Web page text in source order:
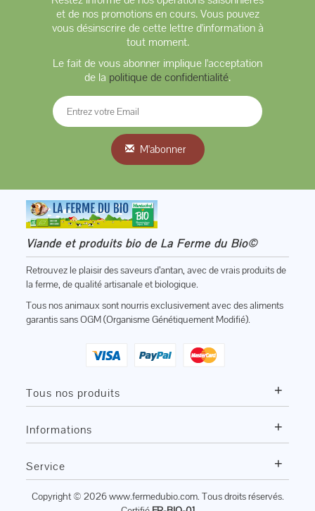
et de nos promotions en cours. Vous pouvez
vous désinscrire de cette lettre d'information à
tout moment.
Le fait de vous abonner implique l'acceptation
de la politique de confidentialité.
M'abonner
Viande et produits bio de La Ferme du Bio©
Retrouvez le plaisir des saveurs d’antan, avec de vrais produits de
la ferme, de qualité artisanale et biologique.
Tous nos animaux sont nourris exclusivement avec des aliments
garantis sans OGM (Organisme Génétiquement Modifié).
Tous nos produits +
Informations +
Service +
Copyright © 2026www.fermedubio.com. Tous droits réservés.